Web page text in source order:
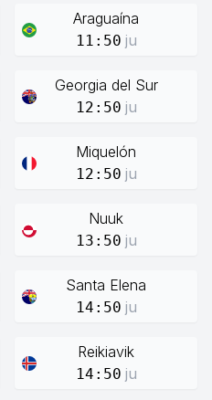
Araguaína
11:50 ju
Georgia del Sur
12:50 ju
Miquelón
12:50 ju
Nuuk
13:50 ju
Santa Elena
14:50 ju
Reikiavik
14:50 ju